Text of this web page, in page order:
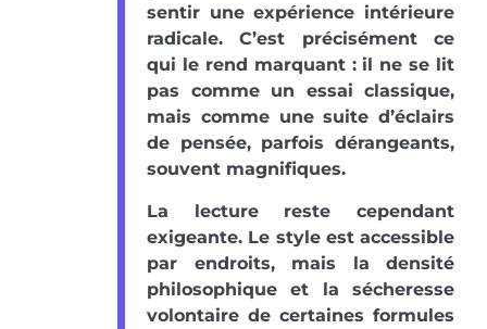
sentir une expérience intérieure
radicale. C’est précisément ce
qui le rend marquant : il ne se lit
pas comme un essai classique,
mais comme une suite d’éclairs
de pensée, parfois dérangeants,
souvent magnifiques.
La lecture reste cependant
exigeante. Le style est accessible
par endroits, mais la densité
philosophique et la sécheresse
volontaire de certaines formules